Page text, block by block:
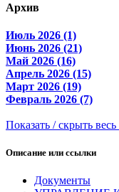
Архив
Июль 2026 (1)
Июнь 2026 (21)
Май 2026 (16)
Апрель 2026 (15)
Март 2026 (19)
Февраль 2026 (7)
Показать / скрыть весь
Описание или ссылки
Документы